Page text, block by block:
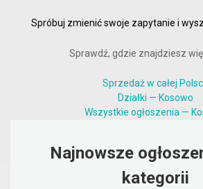
Spróbuj zmienić swoje zapytanie i
Sprawdź, gdzie znajdziesz
Sprzedaż w całej
Działki — Kosowo
Wszystkie ogłoszenia —
Najnowsze
kategorii